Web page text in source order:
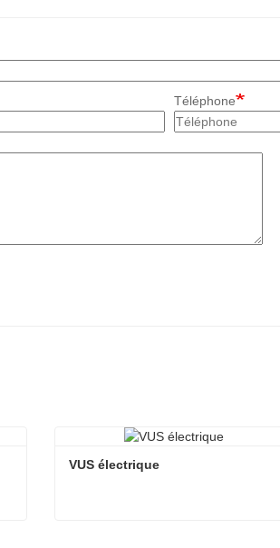
Téléphone
VUS électrique